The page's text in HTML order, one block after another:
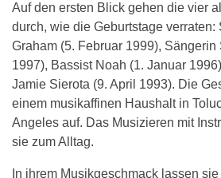
Auf den ersten Blick gehen die vier
durch, wie die Geburtstage verraten:
Graham (5. Februar 1999), Sängerin
1997), Bassist Noah (1. Januar
Jamie Sierota (9. April 1993). Die
einem musikaffinen Haushalt in
Angeles auf. Das Musizieren mit
sie zum Alltag.
In ihrem Musikgeschmack lassen